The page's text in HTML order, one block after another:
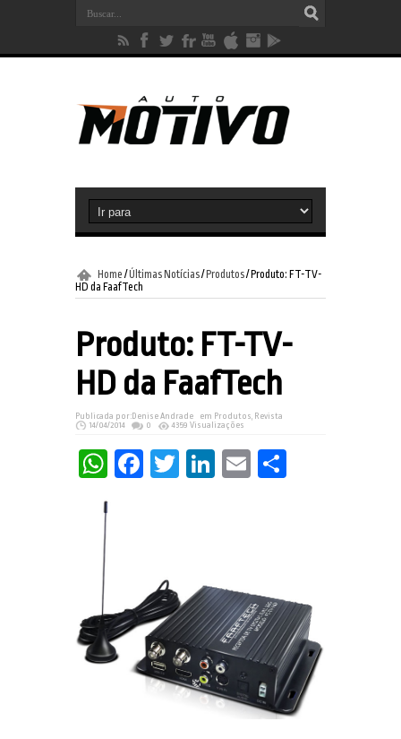
Home /Últimas Notícias/ Produtos/ Produto: FT-TV-
HD da FaafTech
Produto: FT-TV-
HD da FaafTech
Publicada por: Denise Andrade em Produtos, Revista
14/04/2014
0 4359 Visualizações
WhatsApp
Facebook
Twitter
LinkedIn
Email